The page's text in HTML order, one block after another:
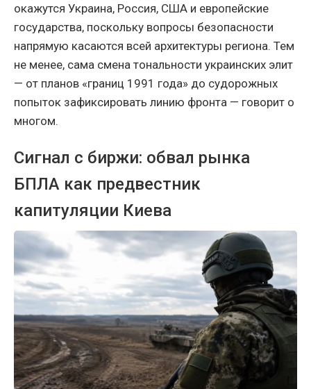
окажутся Украина, Россия, США и европейские
государства, поскольку вопросы безопасности
напрямую касаются всей архитектуры региона. Тем
не менее, сама смена тональности украинских элит
— от планов «границ 1991 года» до судорожных
попыток зафиксировать линию фронта — говорит о
многом.
Сигнал с биржи: обвал рынка
БПЛА как предвестник
капитуляции Киева